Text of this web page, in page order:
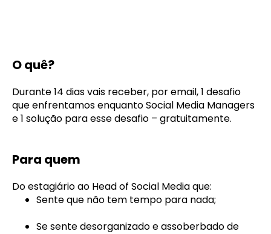
O quê?
Durante 14 dias vais receber, por email, 1 desafio
que enfrentamos enquanto Social Media Managers
e 1 solução para esse desafio – gratuitamente.
Para quem
Do estagiário ao Head of Social Media que:
Sente que não tem tempo para nada;
Se sente desorganizado e assoberbado de